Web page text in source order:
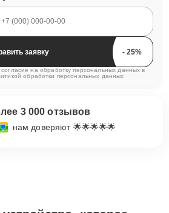
Отправить заявку
на обработку персональных данных в
обработки персональных данных
3 000 отзывов
нам доверяют 🌟🌟🌟🌟🌟